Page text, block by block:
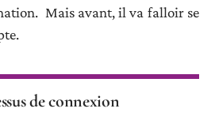
Mais avant, il va falloir se
de connexion